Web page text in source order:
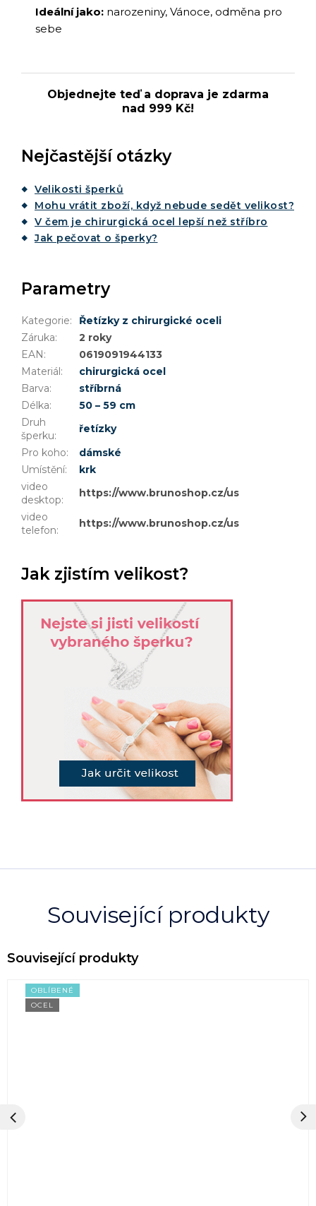
Související produkty
OBLÍBENÉ
OCEL
Ideální jako: narozeniny, Vánoce, odměna pro
sebe
Objednejte teď a doprava je zdarma
nad 999 Kč!
Nejčastější otázky
Velikosti šperků
Mohu vrátit zboží, když nebude sedět velikost?
V čem je chirurgická ocel lepší než stříbro
Jak pečovat o šperky?
Parametry
Kategorie:
Řetízky z chirurgické oceli
Záruka:
2 roky
EAN:
0619091944133
Materiál:
chirurgická ocel
Barva:
stříbrná
Délka:
50 – 59 cm
Druh
šperku:
řetízky
Pro koho:
dámské
Umístění:
krk
video
desktop:
https://www.brunoshop.cz/user/
video
telefon:
https://www.brunoshop.cz/user/
Jak zjistím velikost?